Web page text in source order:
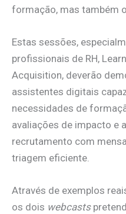
formação, mas também
Estas sessões,
profissionais de RH,
Acquisition, deverão
assistentes digitais
necessidades de
avaliações de impacto e
recrutamento com
triagem eficiente.
Através de exemplos
os dois webcasts